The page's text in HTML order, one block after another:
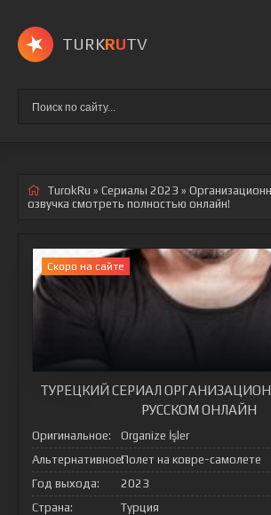
TURKRUTV
TurokRu » Сериалы 2023 »
озвучка смотреть полностью онлайн!
Скоро на сайте
ТУРЕЦКИЙ СЕРИАЛ
РУССКОМ ОНЛАЙН
Оригинальное:
Organize İşler
Альтернативное:Полет на ковре-самолете
Год выхода:
2023
Страна:
Турция